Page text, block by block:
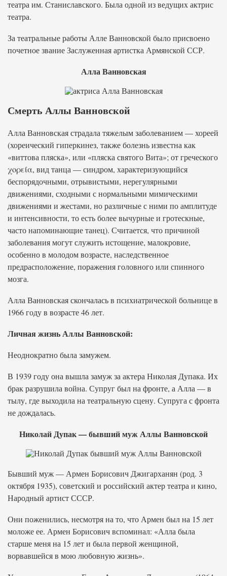
театра им. Станиславского. Была одной из ведущих актрис
театра.
За театральные работы Алле Ванновской было присвоено
почетное звание Заслуженная артистка Армянской ССР.
Алла Ванновская
Смерть Аллы Ванновской
Алла Ванновская страдала тяжелым заболеванием — хореей
(хореический гиперкинез, также болезнь известна как
«виттова пляска», или «пляска святого Вита»; от греческого
χορεία, вид танца — синдром, характеризующийся
беспорядочными, отрывистыми, нерегулярными
движениями, сходными с нормальными мимическими
движениями и жестами, но различные с ними по амплитуде
и интенсивности, то есть более вычурные и гротескные,
часто напоминающие танец). Считается, что причиной
заболевания могут служить истощение, малокровие,
особенно в молодом возрасте, наследственное
предрасположение, поражения головного или спинного
мозга.
Алла Ванновская скончалась в психиатрической больнице в
1966 году в возрасте 46 лет.
Личная жизнь Аллы Ванновской:
Неоднократно была замужем.
В 1939 году она вышла замуж за актера Николая Дупака. Их
брак разрушила война. Супруг был на фронте, а Алла — в
тылу, где выходила на театральную сцену. Супруга с фронта
не дождалась.
Николай Дупак — бывший муж Аллы Ванновской
Бывший муж — Армен Борисович Джигарханян (род. 3
октября 1935), советский и российский актер театра и кино,
Народный артист СССР.
Они поженились, несмотря на то, что Армен был на 15 лет
моложе ее. Армен Борисович вспоминал: «Алла была
старше меня на 15 лет и была первой женщиной,
ворвавшейся в мою любовную жизнь».